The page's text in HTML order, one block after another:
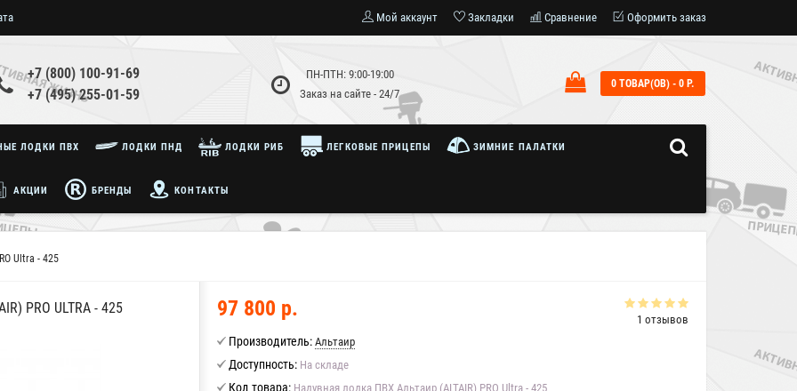
Мой аккаунт Закладки Сравнение Оформить заказ
+7 (800) 100-91-69
+7 (495) 255-01-59
ПН-ПТН: 9:00-19:00
Заказ на сайте - 24/7
0 ТОВАР(ОВ) - 0 Р.
ЛОДКИ ПВХ ЛОДКИ ПНД ЛОДКИ РИБ ЛЕГКОВЫЕ ПРИЦЕПЫ ЗИМНИЕ ПАЛАТКИ
АКЦИИ БРЕНДЫ КОНТАКТЫ
Ultra - 425
PRO ULTRA - 425
1 отзывов
97 800 р.
Производитель: Альтаир
Доступность: На складе
Код товара: Надувная лодка ПВХ Альтаир (ALTAIR) PRO Ultra - 425